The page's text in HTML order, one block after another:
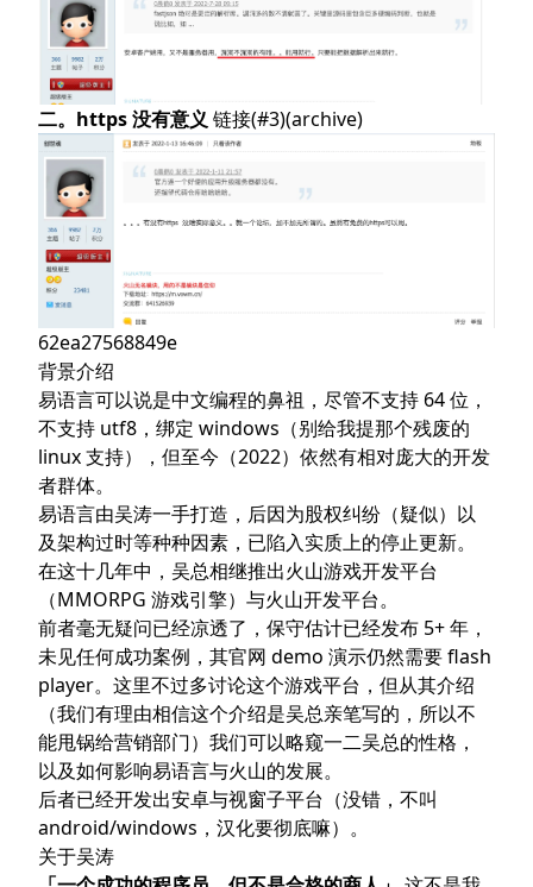
二。https 没有意义 链接(#3)(archive)
62ea27568849e
背景介绍
易语言可以说是中文编程的鼻祖，尽管不支持 64 位，
不支持 utf8，绑定 windows（别给我提那个残废的
linux 支持），但至今（2022）依然有相对庞大的开发
者群体。
易语言由吴涛一手打造，后因为股权纠纷（疑似）以
及架构过时等种种因素，已陷入实质上的停止更新。
在这十几年中，吴总相继推出火山游戏开发平台
（MMORPG 游戏引擎）与火山开发平台。
前者毫无疑问已经凉透了，保守估计已经发布 5+ 年，
未见任何成功案例，其官网 demo 演示仍然需要 flash
player。这里不过多讨论这个游戏平台，但从其介绍
（我们有理由相信这个介绍是吴总亲笔写的，所以不
能甩锅给营销部门）我们可以略窥一二吴总的性格，
以及如何影响易语言与火山的发展。
后者已经开发出安卓与视窗子平台（没错，不叫
android/windows，汉化要彻底嘛）。
关于吴涛